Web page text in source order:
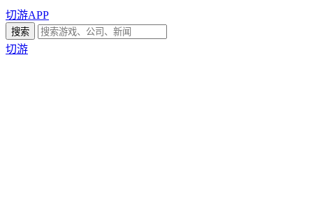
切游APP
切游